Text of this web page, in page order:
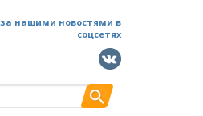
нашими новостями в
соцсетях